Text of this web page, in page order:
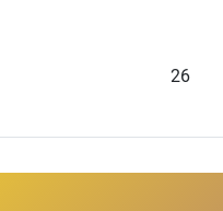
26